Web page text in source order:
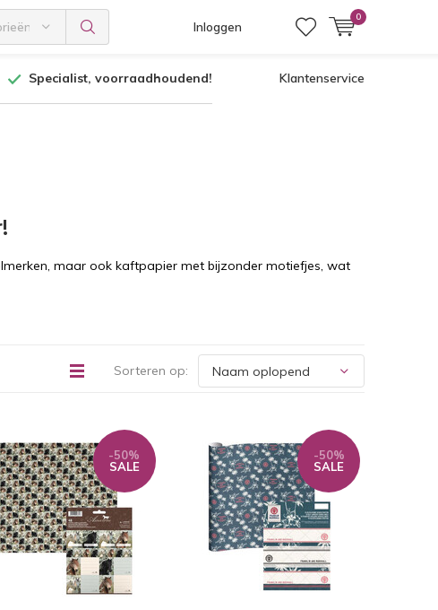
Inloggen
0
Specialist, voorraadhoudend! Klantenservice
maar ook kaftpapier met bijzonder motiefjes, wat
Sorteren op:
-50%
SALE
-50%
SALE